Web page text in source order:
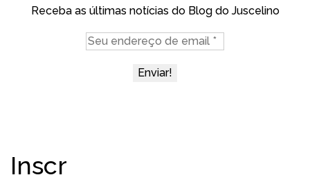
Receba as últimas notícias do Blog do Juscelino
Inscr